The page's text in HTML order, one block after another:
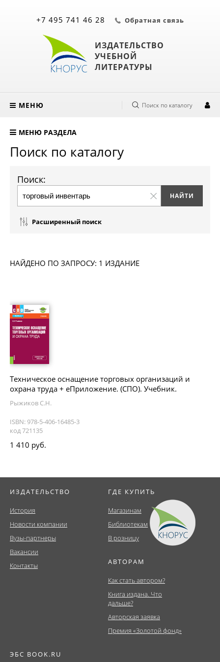
ИЗДАТЕЛЬСТВО
УЧЕБНОЙ
ЛИТЕРАТУРЫ
+7 495 741 46 28 Обратная связь
МЕНЮ Поиск по каталогу
МЕНЮ РАЗДЕЛА
Поиск по каталогу
Поиск:
Расширенный поиск
НАЙДЕНО ПО ЗАПРОСУ: 1 ИЗДАНИЕ
Техническое оснащение торговых организаций и
охрана труда + еПриложение. (СПО). Учебник.
Рыжиков С.Н.
ISBN: 978-5-406-16485-3
код 721135
1 410 руб.
ИЗДАТЕЛЬСТВО
История
Новости компании
Вузы-партнеры
Вакансии
Контакты
ГДЕ КУПИТЬ
Магазинам
Библиотекам
В розницу
АВТОРАМ
Как стать автором?
Книга издана. Что
дальше?
Авторская заявка
Премия «Золотой фонд»
ЭБС BOOK.RU